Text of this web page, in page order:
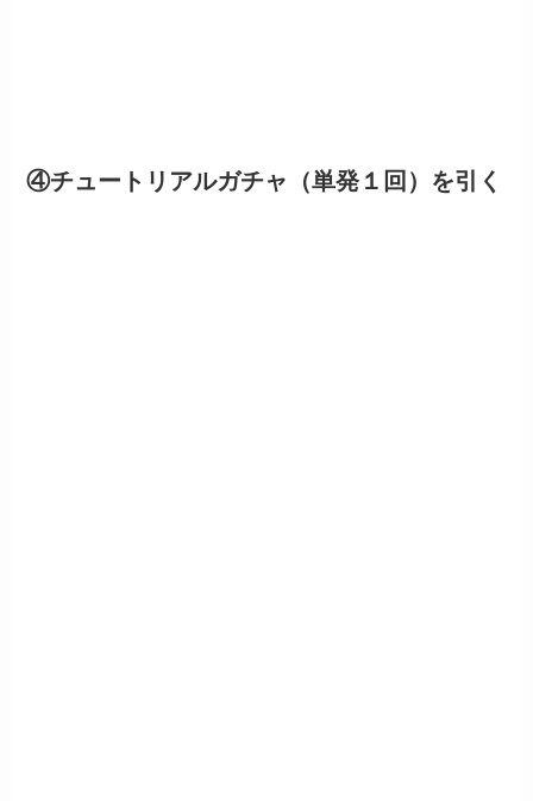
④チュートリアルガチャ（単発１回）を引く